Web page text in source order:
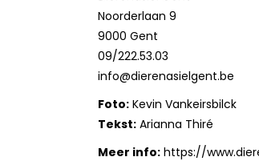
Noorderlaan 9
9000 Gent
09/222.53.03
info@dierenasielgent.be
Foto: Kevin Vankeirsbilck
Tekst: Arianna Thiré
Meer info: https://